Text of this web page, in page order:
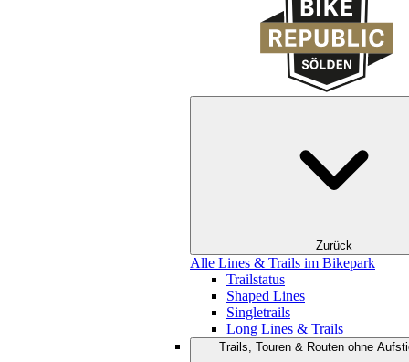
Zurück
Alle Lines & Trails im Bikepark
Trailstatus
Shaped Lines
Singletrails
Long Lines & Trails
Trails, Touren & Routen ohne